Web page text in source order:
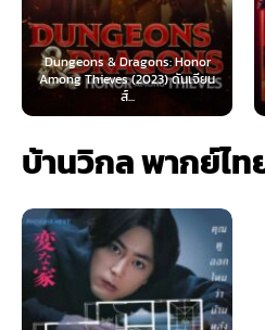
Dragons: Honor
(2023) ดันเจียน
Ready or Not
(2026) เกมพร้อม
บ้านวิกล พากย์ไท